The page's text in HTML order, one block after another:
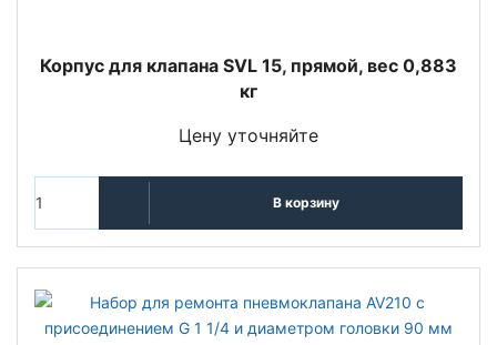
Корпус для клапана SVL 15, прямой, вес 0,883
кг
Цену уточняйте
В корзину